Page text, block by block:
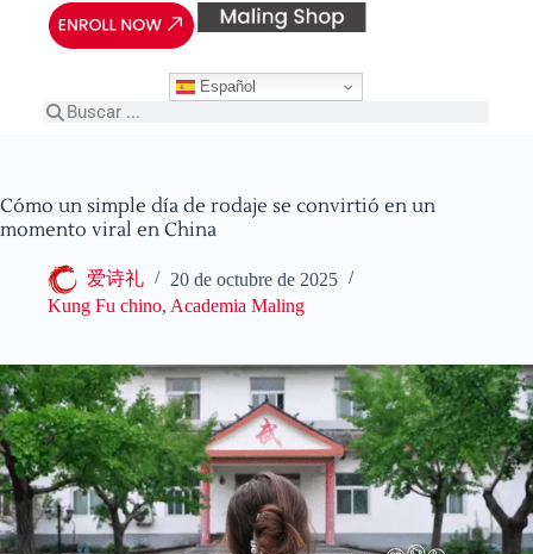
Español
Cómo un simple día de rodaje se convirtió en un
momento viral en China
爱诗礼
20 de octubre de 2025
Kung Fu chino, Academia Maling